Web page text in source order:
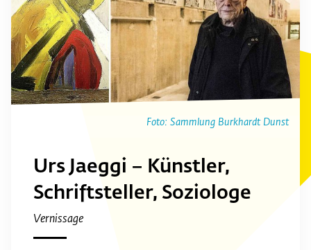
Foto: Sammlung Burkhardt Dunst
Urs Jaeggi – Künstler,
Schriftsteller, Soziologe
Vernissage